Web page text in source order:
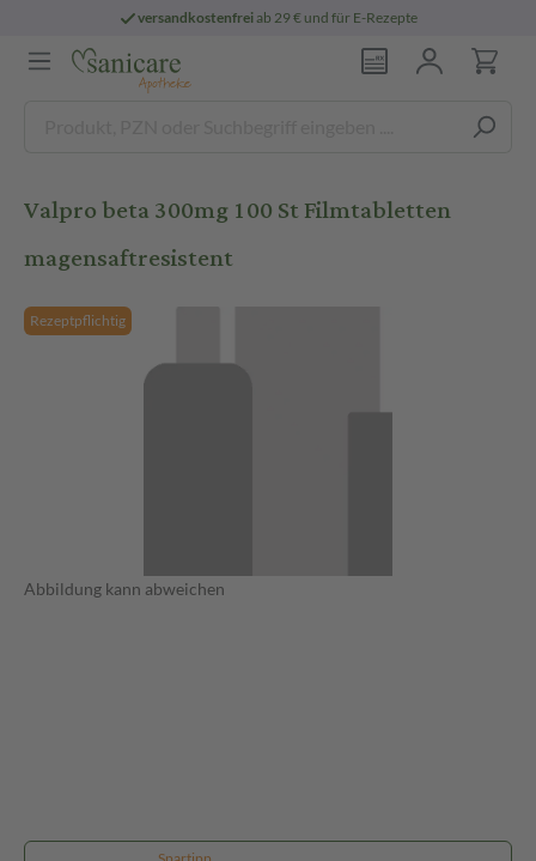
versandkostenfreiab 29 € und für E-Rezepte
Valpro beta 300mg 100 St Filmtabletten
magensaftresistent
Rezeptpflichtig
Abbildung kann abweichen